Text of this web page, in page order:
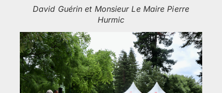
David Guérin et Monsieur Le Maire Pierre
Hurmic